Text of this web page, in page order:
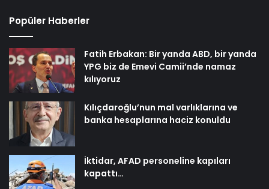
Popüler Haberler
Fatih Erbakan: Bir yanda ABD, bir yanda
YPG biz de Emevi Camii’nde namaz
kılıyoruz
Kılıçdaroğlu’nun mal varlıklarına ve
banka hesaplarına haciz konuldu
İktidar, AFAD personeline kapıları
kapattı…